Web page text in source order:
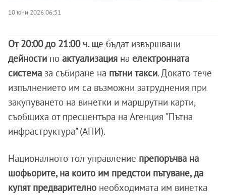
10 юни 2026 06:51
От 20:00 до 21:00 ч. ще бъдат извършвани
дейности по актуализация на електронната
система за събиране на пътни такси. Докато тече
изпълнението им са възможни затруднения при
закупуването на винетки и маршрутни карти,
съобщиха от пресцентъра на Агенция "Пътна
инфраструктура" (АПИ).
Националното тол управление препоръчва на
шофьорите, на които им предстои пътуване, да
купят предварително необходимата им винетка